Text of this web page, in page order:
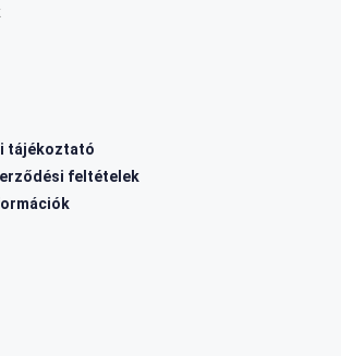
tájékoztató
feltételek